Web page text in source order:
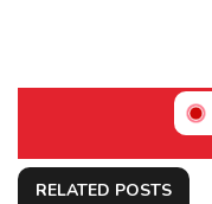
RELATED POSTS